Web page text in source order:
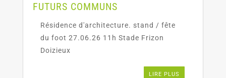
FUTURS COMMUNS
Résidence d'architecture. stand / fête
du foot 27.06.26 11h Stade Frizon
Doizieux
LIRE PLUS